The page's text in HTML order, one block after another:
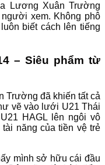
Lương Xuân Trường
xem. Không phô
biết cách lên tiếng
– Siêu phẩm từ
Trường đã khiến tất cả
vẽ vào lưới U21 Thái
HAGL lên ngôi vô
năng của tiền vệ trẻ
mình sở hữu cái đầu